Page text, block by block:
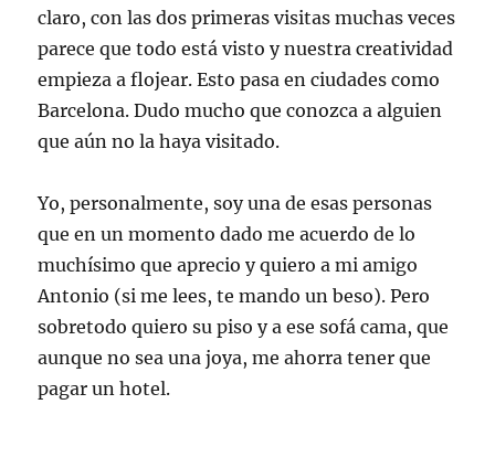
claro, con las dos primeras visitas muchas veces
parece que todo está visto y nuestra creatividad
empieza a flojear. Esto pasa en ciudades como
Barcelona. Dudo mucho que conozca a alguien
que aún no la haya visitado.
Yo, personalmente, soy una de esas personas
que en un momento dado me acuerdo de lo
muchísimo que aprecio y quiero a mi amigo
Antonio (si me lees, te mando un beso). Pero
sobretodo quiero su piso y a ese sofá cama, que
aunque no sea una joya, me ahorra tener que
pagar un hotel.